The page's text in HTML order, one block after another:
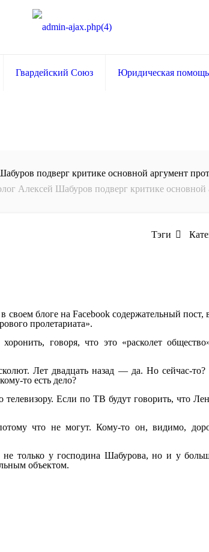
Гвардейский Союз Юридическая помощь
подверг критике основной аргумент
Алексей Шабуров подверг критике
Тэги
блоге на Facebook содержательный пост,
пролетариата».
говоря, что это «расколет
Лет двадцать назад — да. Но сейчас-
то есть дело?
Если по ТВ будут говорить, что
что не могут. Кому-то он, видимо,
только у господина Шабурова, но и у
объектом.